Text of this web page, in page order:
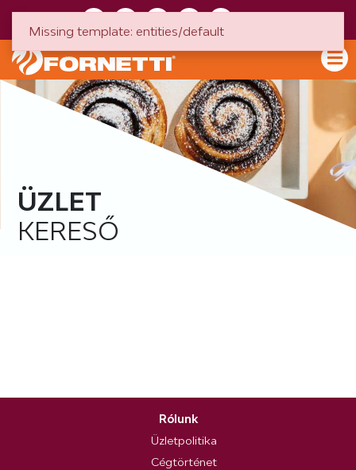
ÜZLET
KERESŐ
Rólunk
Üzletpolitika
Cégtörténet
Missing template: entities/default